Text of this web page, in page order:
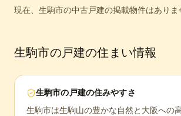
現在、 生駒市の中古戸建の掲載物件はありま
生駒市の戸建の住まい情報
生駒市の戸建の住みやすさ
生駒市は生駒山の豊かな自然と大阪への